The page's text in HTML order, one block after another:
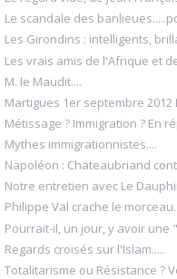
Le scandale des
Les Girondins : intelligents,
Les vrais amis de l'Afrique et
M. le Maudit....
Martigues 1er septembre
Métissage ? Immigration ? En
Mythes immigrationnistes....
Napoléon : Chateaubriand
Notre entretien avec Le
Philippe Val crache le
Pourrait-il, un jour, y avoir une
Regards croisés sur l'Islam.....
Totalitarisme ou Résistance ?